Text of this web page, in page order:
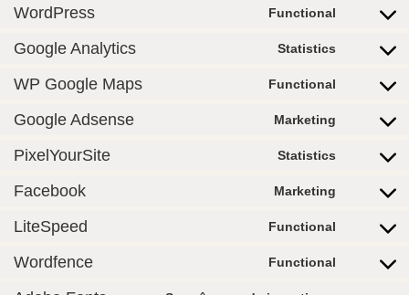
WordPress Functional
Google Analytics Statistics
WP Google Maps Functional
Google Adsense Marketing
PixelYourSite Statistics
Facebook Marketing
LiteSpeed Functional
Wordfence Functional